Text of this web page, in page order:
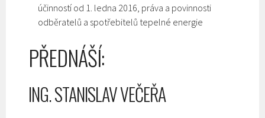
účinností od 1. ledna 2016, práva a povinnosti
odběratelů a spotřebitelů tepelné energie
PŘEDNÁŠÍ:
ING. STANISLAV VEČEŘA